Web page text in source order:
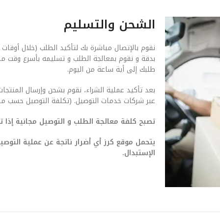
الشحن والتسليم
نقوم بالإتصال مباشرة بك لتأكيد الطلب (خلال
بدقة و نقوم بمعالجة الطلب و تسليمه بأسرع
طلبك إلى أية ساعة من اليوم.
بعد تأكيد عملية الشراء، نقوم بشحن وإرسال
عبر شركات خدمات التوصيل. (تكلفة التوصيل حسب
تصبح كلفة معالجة الطلب و التوصيل مجانية إذا
يتحمل موقع كرز أي أضرار ناتجة عن عملية
الإستبدال.